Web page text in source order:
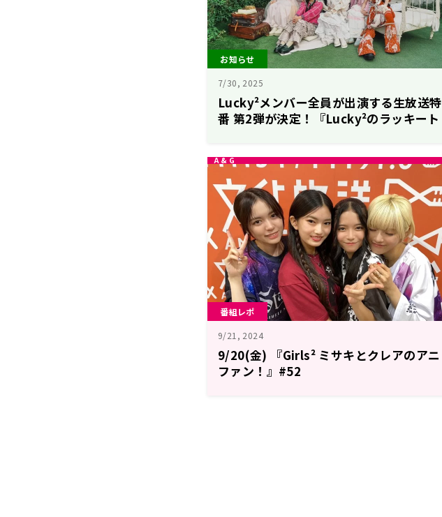
お知らせ
7/30, 2025
Lucky²メンバー全員が出演する生放送特
番 第2弾が決定！『Lucky²のラッキート
番組レポ
9/21, 2024
9/20(金) 『Girls² ミサキとクレアのアニ
ファン！』#52